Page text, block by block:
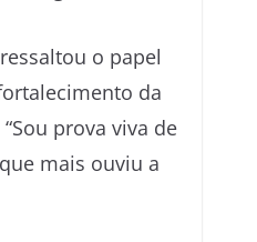
o papel
da
prova viva de
mais ouviu a